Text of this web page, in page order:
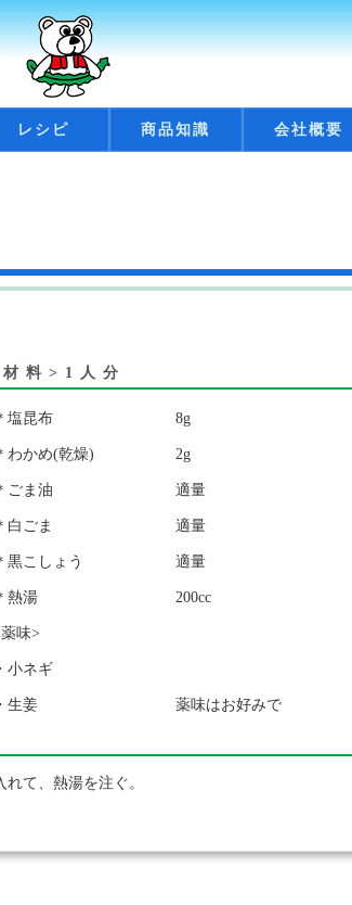
レシピ 商品知識 会社概要
料>1人分
塩昆布 8g
わかめ(乾燥) 2g
ごま油 適量
白ごま 適量
黒こしょう 適量
熱湯 200cc
味>
・小ネギ
・生姜 薬味はお好みで
て、熱湯を注ぐ。